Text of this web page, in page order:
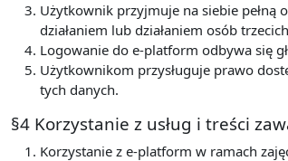
Użytkownik przyjmuje na siebie pełną
działaniem lub działaniem osób
Logowanie do e-platform odbywa się
Użytkownikom przysługuje prawo
tych danych.
§4 Korzystanie z usług i treści
Korzystanie z e-platform w ramach